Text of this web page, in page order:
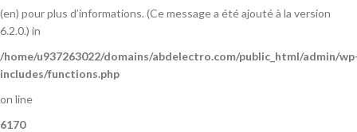
(en) pour plus d’informations. (Ce message a été ajouté à la version
6.2.0.) in
/home/u937263022/domains/abdelectro.com/public_html/admin/
includes/functions.php
on line
6170